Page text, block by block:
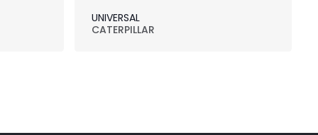
UNIVERSAL
CATERPILLAR